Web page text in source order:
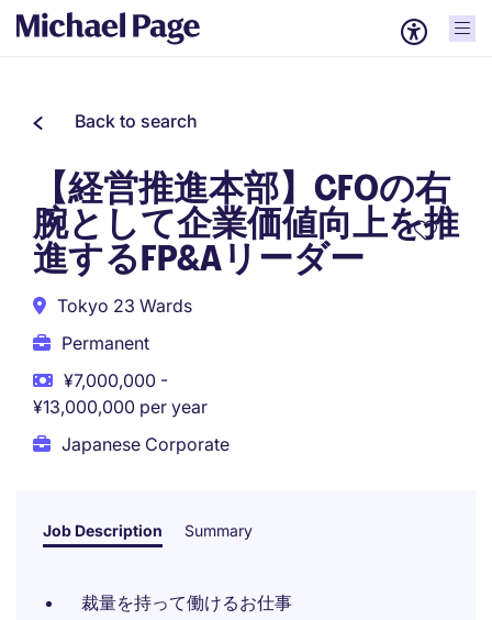
Back to search
【経営推進本部】CFOの右
腕として企業価値向上を推
進するFP&Aリーダー
Tokyo 23 Wards
Permanent
¥7,000,000 -
¥13,000,000 per year
Japanese Corporate
Job Description Summary
裁量を持って働けるお仕事